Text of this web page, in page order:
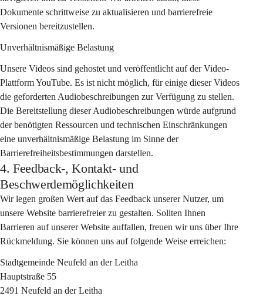
Dokumente schrittweise zu aktualisieren und barrierefreie
Versionen bereitzustellen.
Unverhältnismäßige Belastung
Unsere Videos sind gehostet und veröffentlicht auf der Video-
Plattform YouTube. Es ist nicht möglich, für einige dieser Videos
die geforderten Audiobeschreibungen zur Verfügung zu stellen.
Die Bereitstellung dieser Audiobeschreibungen würde aufgrund
der benötigten Ressourcen und technischen Einschränkungen
eine unverhältnismäßige Belastung im Sinne der
Barrierefreiheitsbestimmungen darstellen.
4. Feedback-, Kontakt- und
Beschwerdemöglichkeiten
Wir legen großen Wert auf das Feedback unserer Nutzer, um
unsere Website barrierefreier zu gestalten. Sollten Ihnen
Barrieren auf unserer Website auffallen, freuen wir uns über Ihre
Rückmeldung. Sie können uns auf folgende Weise erreichen:
Stadtgemeinde Neufeld an der Leitha
Hauptstraße 55
2491 Neufeld an der Leitha